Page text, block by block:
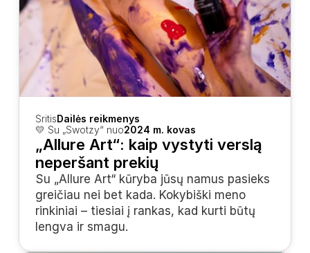
SritisDailės reikmenys
💛 Su „Swotzy“ nuo2024 m. kovas
„Allure Art“: kaip vystyti verslą
neperšant prekių
Su „Allure Art“ kūryba jūsų namus pasieks
greičiau nei bet kada. Kokybiški meno
rinkiniai – tiesiai į rankas, kad kurti būtų
lengva ir smagu.